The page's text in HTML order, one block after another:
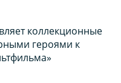
коллекционные
героями к